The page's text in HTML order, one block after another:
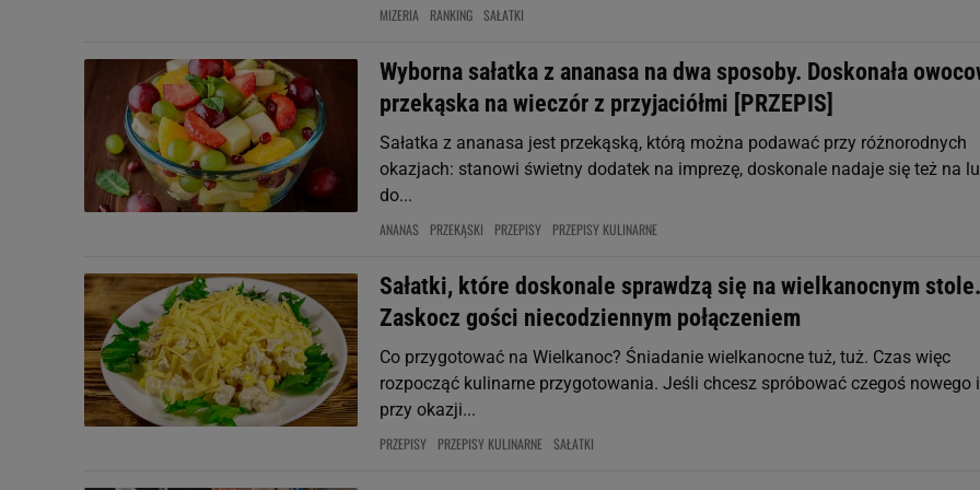
MIZERIA RANKING SAŁATKI
Wyborna sałatka z ananasa na dwa sposoby. Doskonała
przekąska na wieczór z przyjaciółmi [PRZEPIS]
Sałatka z ananasa jest przekąską, którą można podawać przy różnorodnych
okazjach: stanowi świetny dodatek na imprezę, doskonale nadaje się też na
do...
ANANAS PRZEKĄSKI PRZEPISY PRZEPISY KULINARNE
Sałatki, które doskonale sprawdzą się na wielkanocnym stole.
Zaskocz gości niecodziennym połączeniem
Co przygotować na Wielkanoc? Śniadanie wielkanocne tuż, tuż. Czas więc
rozpocząć kulinarne przygotowania. Jeśli chcesz spróbować czegoś nowego i
przy okazji...
PRZEPISY PRZEPISY KULINARNE SAŁATKI